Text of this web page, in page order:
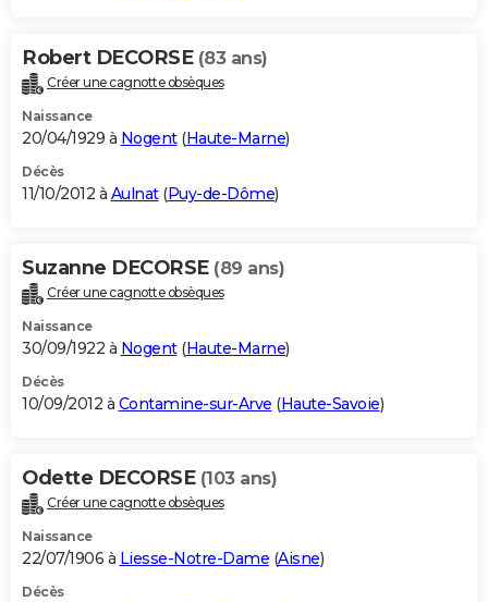
Robert DECORSE (83 ans)
Créer une cagnotte obsèques
Naissance
20/04/1929 à Nogent(Haute-Marne)
Décès
11/10/2012 à Aulnat(Puy-de-Dôme)
Suzanne DECORSE (89 ans)
Créer une cagnotte obsèques
Naissance
30/09/1922 à Nogent(Haute-Marne)
Décès
10/09/2012 à Contamine-sur-Arve (Haute-Savoie)
Odette DECORSE (103 ans)
Créer une cagnotte obsèques
Naissance
22/07/1906 à Liesse-Notre-Dame (Aisne)
Décès